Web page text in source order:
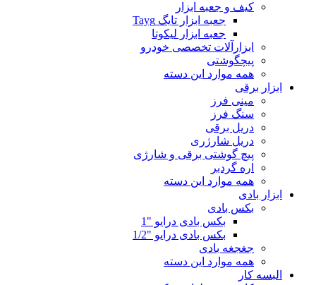
کیف و جعبه ابزار
جعبه ابزار تایگ Tayg
جعبه ابزار لیکوتا
ابزارآلات تخصصی خودرو
پیچگوشتی
همه موارد این دسته
ابزار برقی
مینی فرز
سنگ فرز
دریل برقی
دریل شارژری
پیچ گوشتی برقی و شارژی
اره گردبر
همه موارد این دسته
ابزار بادی
بکس بادی
بکس بادی درایو "1
بکس بادی درایو "1/2
جغجغه بادی
همه موارد این دسته
البسه کار